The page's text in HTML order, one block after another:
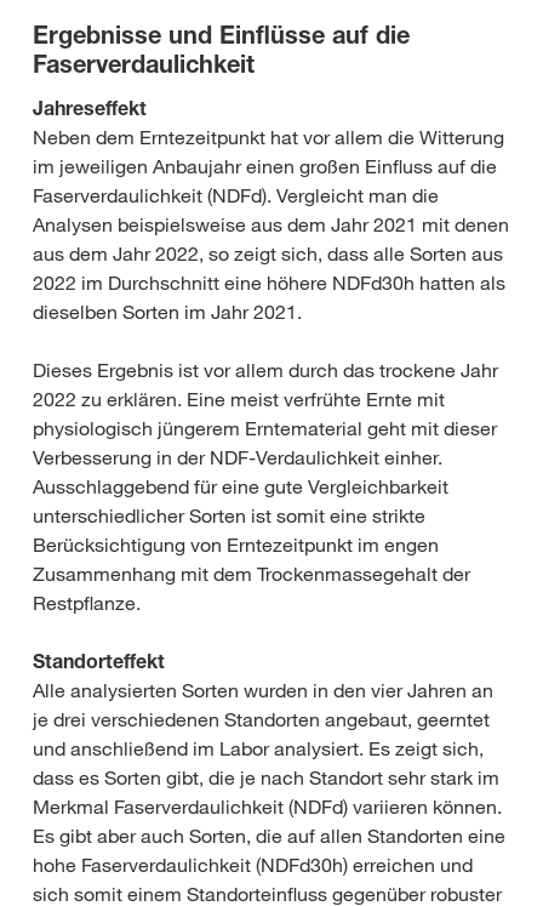
Ergebnisse und Einflüsse auf die
Faserverdaulichkeit
Jahreseffekt
Neben dem Erntezeitpunkt hat vor allem die Witterung
im jeweiligen Anbaujahr einen großen Einfluss auf die
Faserverdaulichkeit (NDFd). Vergleicht man die
Analysen beispielsweise aus dem Jahr 2021 mit denen
aus dem Jahr 2022, so zeigt sich, dass alle Sorten aus
2022 im Durchschnitt eine höhere NDFd30h hatten als
dieselben Sorten im Jahr 2021.
Dieses Ergebnis ist vor allem durch das trockene Jahr
2022 zu erklären. Eine meist verfrühte Ernte mit
physiologisch jüngerem Erntematerial geht mit dieser
Verbesserung in der NDF-Verdaulichkeit einher.
Ausschlaggebend für eine gute Vergleichbarkeit
unterschiedlicher Sorten ist somit eine strikte
Berücksichtigung von Erntezeitpunkt im engen
Zusammenhang mit dem Trockenmassegehalt der
Restpflanze.
Standorteffekt
Alle analysierten Sorten wurden in den vier Jahren an
je drei verschiedenen Standorten angebaut, geerntet
und anschließend im Labor analysiert. Es zeigt sich,
dass es Sorten gibt, die je nach Standort sehr stark im
Merkmal Faserverdaulichkeit (NDFd) variieren können.
Es gibt aber auch Sorten, die auf allen Standorten eine
hohe Faserverdaulichkeit (NDFd30h) erreichen und
sich somit einem Standorteinfluss gegenüber robuster